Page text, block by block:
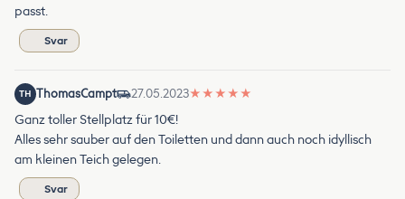
passt.
Svar
TH ThomasCampt 27.05.2023★ ★ ★ ★ ★
Ganz toller Stellplatz für 10€!
Alles sehr sauber auf den Toiletten und dann auch noch idyllisch
am kleinen Teich gelegen.
Svar